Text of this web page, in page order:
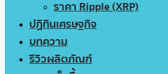
ราคา Ripple (XRP)
ปฏิทินเศรษฐกิจ
บทความ
รีวิวผลิตภัณฑ์